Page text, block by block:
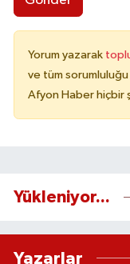
Yorum yazarak
ve tüm
Afyon Haber hiçbir
Yükleniyor...
Yazarlar